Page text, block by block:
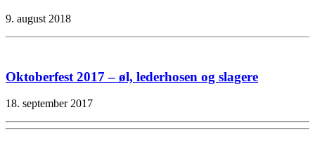
9. august 2018
Oktoberfest 2017 – øl, lederhosen og slagere
18. september 2017